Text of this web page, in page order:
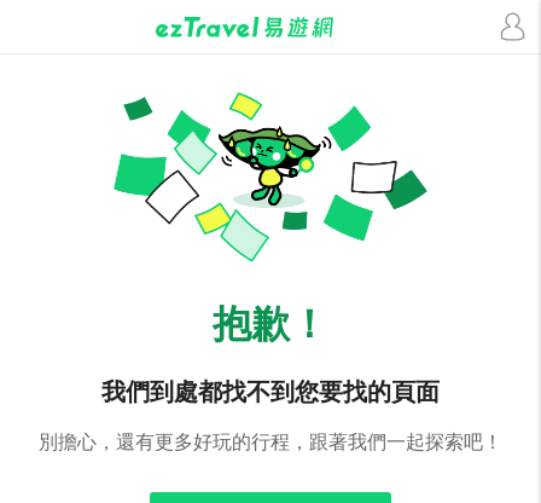
抱歉！
我們到處都找不到您要找的頁面
別擔心，還有更多好玩的行程，跟著我們一起探索吧！